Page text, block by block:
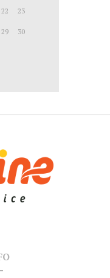
22 23
29 30